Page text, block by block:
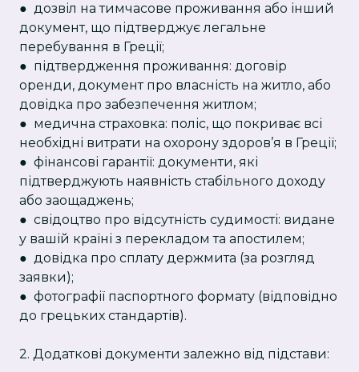
● дозвіл на тимчасове проживання або інший
документ, що підтверджує легальне
перебування в Греції;
● підтвердження проживання: договір
оренди, документ про власність на житло, або
довідка про забезпечення житлом;
● медична страховка: поліс, що покриває всі
необхідні витрати на охорону здоров’я в Греції;
● фінансові гарантії: документи, які
підтверджують наявність стабільного доходу
або заощаджень;
● свідоцтво про відсутність судимості: видане
у вашій країні з перекладом та апостилем;
● довідка про сплату держмита (за розгляд
заявки);
● фотографії паспортного формату (відповідно
до грецьких стандартів).
2. Додаткові документи залежно від підстави: